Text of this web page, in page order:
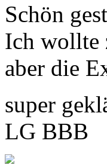
Schön
Ich wollte
aber die
super
LG BBB